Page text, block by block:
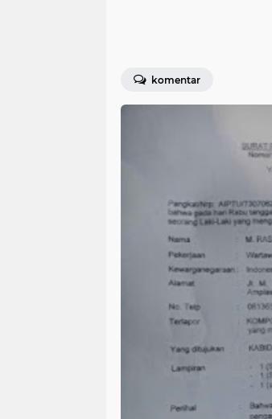
komentar